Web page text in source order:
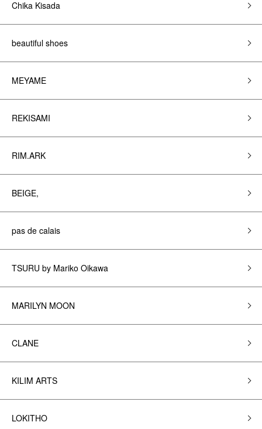
Chika Kisada
beautiful shoes
MEYAME
REKISAMI
RIM.ARK
BEIGE,
pas de calais
TSURU by Mariko Oikawa
MARILYN MOON
CLANE
KILIM ARTS
LOKITHO